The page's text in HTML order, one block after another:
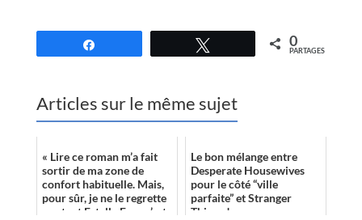
0
PARTAGES
Articles sur le même sujet
« Lire ce roman m’a fait
sortir de ma zone de
confort habituelle. Mais,
pour sûr, je ne le regrette
pas tant Estelle Faye s’est
Le bon mélange entre
Desperate Housewives
pour le côté “ville
parfaite” et Stranger
Things !